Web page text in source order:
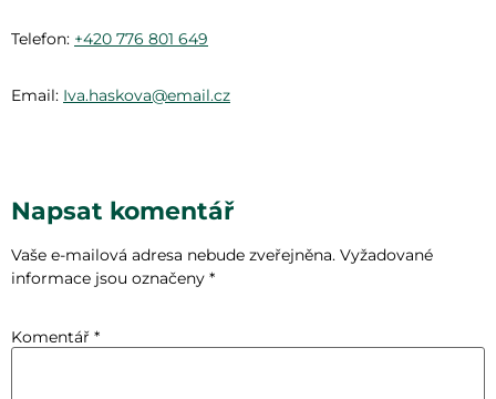
Telefon: +420 776 801 649
Email: Iva.haskova@email.cz
Napsat komentář
Vaše e-mailová adresa nebude zveřejněna. Vyžadované
informace jsou označeny *
Komentář *